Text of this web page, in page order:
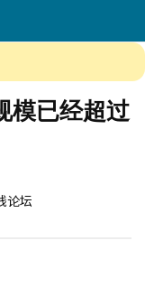
模已经超过
论坛